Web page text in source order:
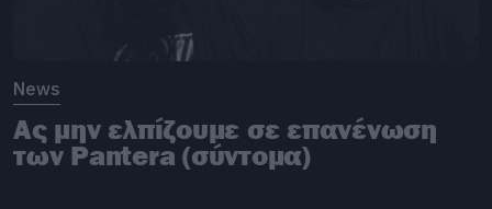
News
Ας μην ελπίζουμε σε επανένωση
των Pantera (σύντομα)